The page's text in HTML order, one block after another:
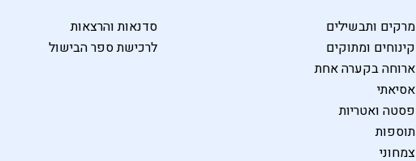
מרקים ותבשילים
קינוחים ומתוקים
ארוחה בקערה אחת
אסיאתי
פסטה ואטריות
תוספות
צמחוני
סדנאות והרצאות
לרכישת ספר הבישול